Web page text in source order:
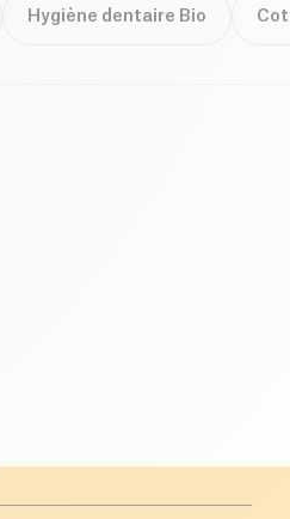
Hygiène dentaire Bio